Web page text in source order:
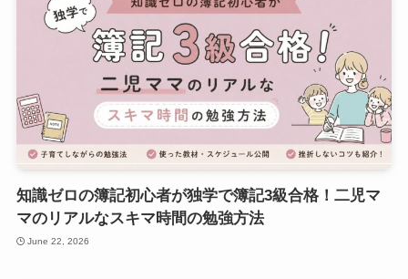
知識ゼロの簿記初心者が独学で簿記3級合格！二児マ
マのリアルなスキマ時間の勉強方法
June 22, 2026